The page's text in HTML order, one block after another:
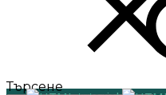
Търсене